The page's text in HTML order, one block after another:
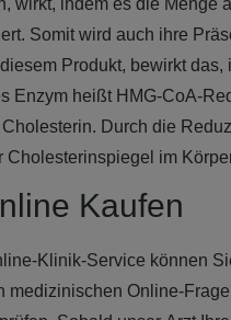
wirkt, indem es die Menge
Somit wird auch ihre
Produkt, bewirkt
Enzym heißt HMG-CoA-
Durch die
Cholesterinspiegel im
Kaufen
Klinik-Service können
medizinischen Online-